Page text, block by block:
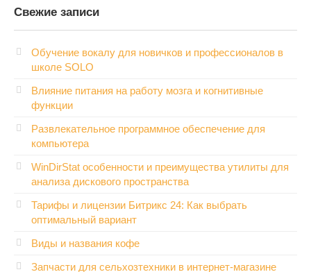
Свежие записи
Обучение вокалу для новичков и профессионалов в
школе SOLO
Влияние питания на работу мозга и когнитивные
функции
Развлекательное программное обеспечение для
компьютера
WinDirStat особенности и преимущества утилиты для
анализа дискового пространства
Тарифы и лицензии Битрикс 24: Как выбрать
оптимальный вариант
Виды и названия кофе
Запчасти для сельхозтехники в интернет-магазине